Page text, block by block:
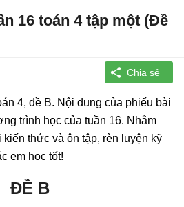
16 toán 4 tập một (Đề
4, đề B. Nội dung của phiếu bài
trình học của tuần 16. Nhằm
thức và ôn tập, rèn luyện kỹ
em học tốt!
ĐỀ B